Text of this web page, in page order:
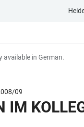
available in German.
09
IM